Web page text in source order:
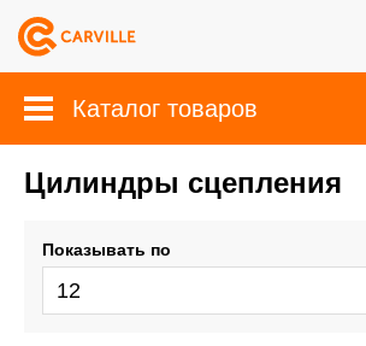
Каталог товаров
Цилиндры сцепления
Показывать по